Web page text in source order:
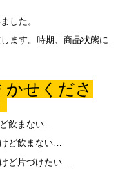
した。
ます。時期、商品状態に
せくださ
飲まない…
ど飲まない…
ど片づけたい…